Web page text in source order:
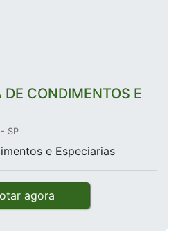
CONDIMENTOS E
SP
e Especiarias
agora